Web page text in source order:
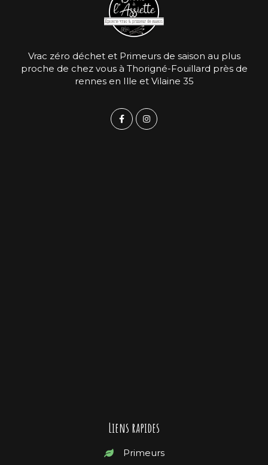
Vrac zéro déchet et Primeurs de saison au plus
proche de chez vous à Thorigné-Fouillard près de
rennes en Ille et Vilaine 35
Liens rapides
Primeurs